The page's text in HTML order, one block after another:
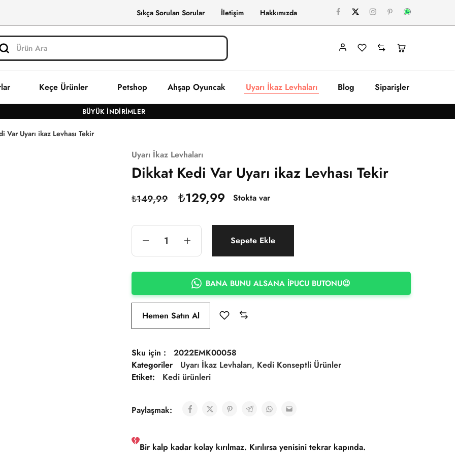
Sıkça Sorulan Sorular İletişim Hakkımızda
Keçe Ürünler Petshop Ahşap Oyuncak Uyarı İkaz Levhaları Blog Siparişler
BÜYÜK İNDIRIMLER
Var Uyarı ikaz Levhası Tekir
Uyarı İkaz Levhaları
Dikkat Kedi Var Uyarı ikaz Levhası Tekir
₺149,99 ₺129,99 Stokta var
Sepete Ekle
BANA BUNU ALSANA İPUCU BUTONU😉
Hemen Satın Al
Sku için :
2022EMK00058
Kategoriler
Uyarı İkaz Levhaları, Kedi Konseptli Ürünler
Etiket:
Kedi ürünleri
Paylaşmak:
Bir kalp kadar kolay kırılmaz. Kırılırsa yenisini tekrar kapında.